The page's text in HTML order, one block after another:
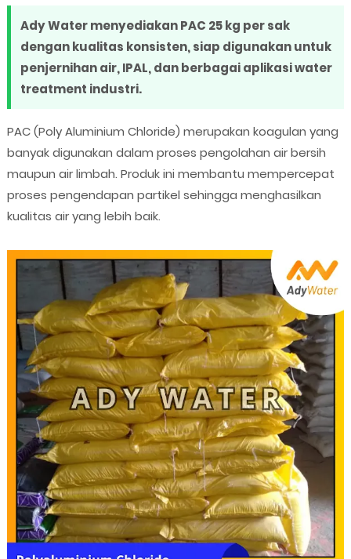
Ady Water menyediakan PAC 25 kg per sak
dengan kualitas konsisten, siap digunakan untuk
penjernihan air, IPAL, dan berbagai aplikasi water
treatment industri.
PAC (Poly Aluminium Chloride) merupakan koagulan yang
banyak digunakan dalam proses pengolahan air bersih
maupun air limbah. Produk ini membantu mempercepat
proses pengendapan partikel sehingga menghasilkan
kualitas air yang lebih baik.